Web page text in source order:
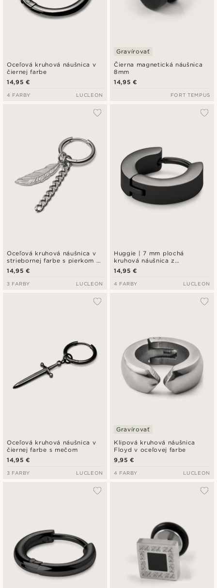
Oceľová kruhová náušnica v
čiernej farbe
14,95 €
4 FARBY LUCLEON
Čierna magnetická náušnica
8mm
Gravírovať
14,95 €
FORT TEMPUS
Oceľová kruhová náušnica v
striebornej farbe s pierkom a
retiazkou
14,95 €
3 FARBY LUCLEON
Huggie | 7 mm plochá
kruhová náušnica z
nehrdzavejúcej ocele v
čiernej farbe
14,95 €
4 FARBY LUCLEON
Oceľová kruhová náušnica v
čiernej farbe s mečom
14,95 €
3 FARBY LUCLEON
Klipová kruhová náušnica
Floyd v oceľovej farbe
Gravírovať
9,95 €
4 FARBY LUCLEON